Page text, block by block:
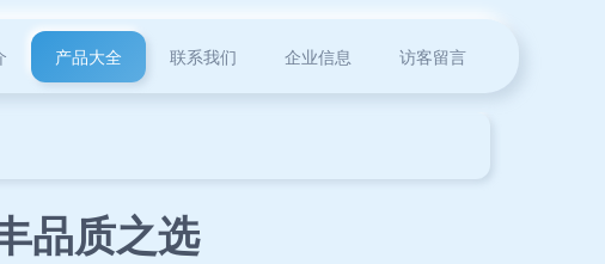
产品大全 联系我们 企业信息 访客留言
品质之选